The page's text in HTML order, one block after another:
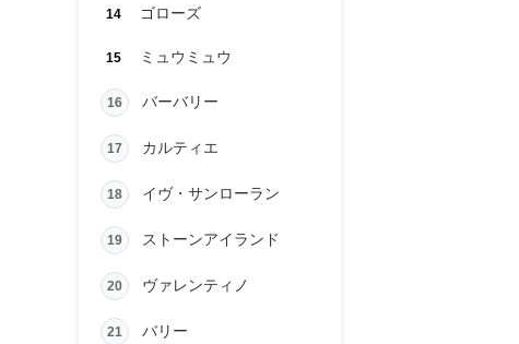
14 ゴローズ
15 ミュウミュウ
16 バーバリー
17 カルティエ
18 イヴ・サンローラン
19 ストーンアイランド
20 ヴァレンティノ
21 バリー